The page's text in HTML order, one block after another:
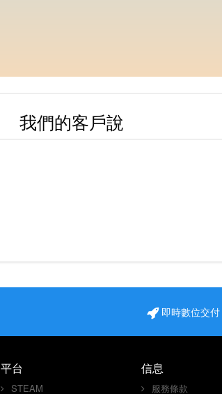
我們的客戶說
即時數位交付
平台
STEAM
信息
服務條款